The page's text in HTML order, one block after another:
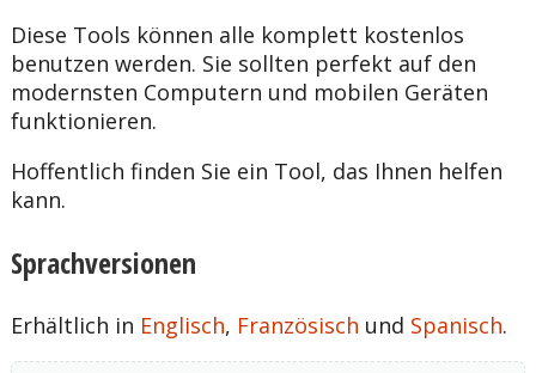
Diese Tools können alle komplett kostenlos
benutzen werden. Sie sollten perfekt auf den
modernsten Computern und mobilen Geräten
funktionieren.
Hoffentlich finden Sie ein Tool, das Ihnen helfen
kann.
Sprachversionen
Erhältlich in Englisch, Französisch und Spanisch.